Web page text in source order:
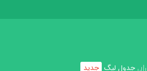
جدول لیگ جدید